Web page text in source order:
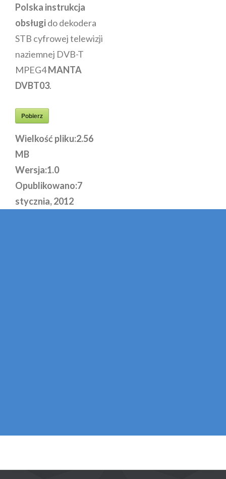
Polska instrukcja
obsługido dekodera
STB cyfrowej telewizji
naziemnej DVB-T
MPEG4MANTA
DVBT03.
Pobierz
Wielkość pliku:2.56
MB
Wersja:1.0
Opublikowano:7
stycznia, 2012